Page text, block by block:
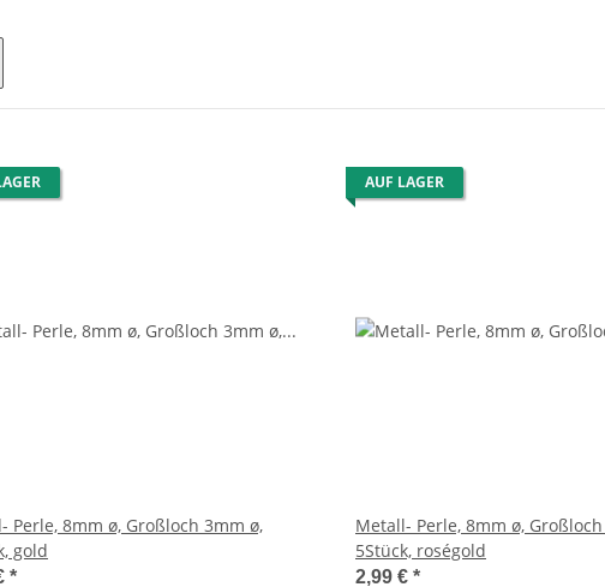
Perle, 8mm ø, Großloch 3mm ø,
gold
*
AUF LAGER
Metall- Perle, 8mm ø,
5Stück, roségold
2,99 € *